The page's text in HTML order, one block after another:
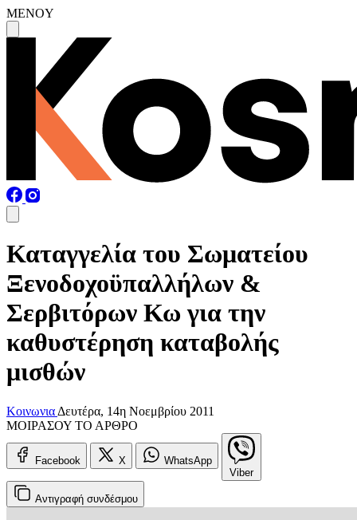
MENOY
Καταγγελία του Σωματείου
Ξενοδοχοϋπαλλήλων &
Σερβιτόρων Κω για την
καθυστέρηση καταβολής
μισθών
Κοινωνια Δευτέρα, 14η Νοεμβρίου 2011
ΜΟΙΡΑΣΟΥ ΤΟ ΑΡΘΡΟ
Facebook X
WhatsApp
Viber
Αντιγραφή συνδέσμου